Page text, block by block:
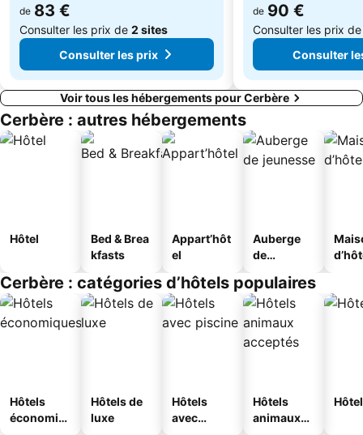
de 83 €
Consulter les prix de 2 sites
Consulter les prix
de 90 €
Consulter les prix
Consulter
Voir tous les hébergements pour Cerbère
Cerbère : autres hébergements
Hôtel
Bed & Brea
kfasts
Appart’hôt
el
Auberge
de
Cerbère : catégories d’hôtels populaires
Hôtels
économiq
Hôtels de
luxe
Hôtels
avec
Hôtels
animaux